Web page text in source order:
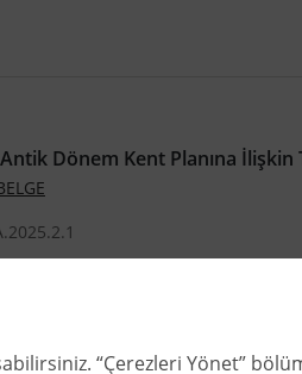
Dönem Kent Planına İlişkin
“Çerezleri Yönet”